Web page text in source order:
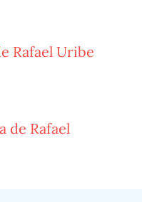
Rafael Uribe
de Rafael